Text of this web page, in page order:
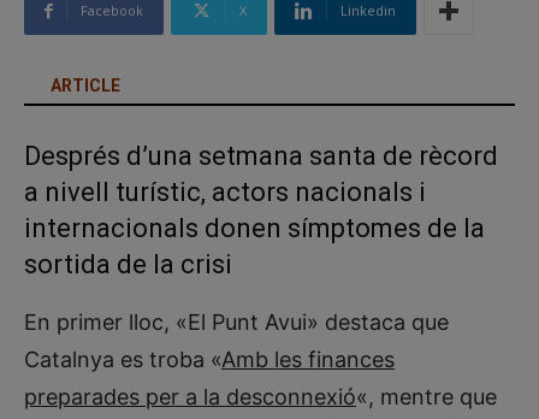
Facebook X Linkedin
ARTICLE
Després d’una setmana santa de rècord
a nivell turístic, actors nacionals i
internacionals donen símptomes de la
sortida de la crisi
En primer lloc, «El Punt Avui» destaca que
Catalnya es troba «Amb les finances
preparades per a la desconnexió«, mentre que